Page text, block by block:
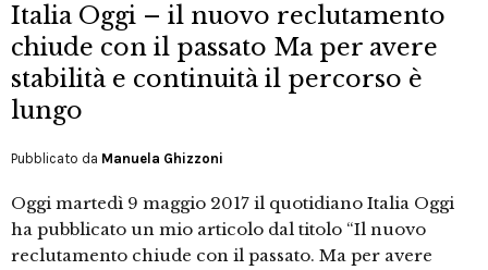
Italia Oggi – il nuovo reclutamento
chiude con il passato Ma per avere
stabilità e continuità il percorso è
lungo
Pubblicato da Manuela Ghizzoni
Oggi martedì 9 maggio 2017 il quotidiano Italia Oggi
ha pubblicato un mio articolo dal titolo “Il nuovo
reclutamento chiude con il passato. Ma per avere